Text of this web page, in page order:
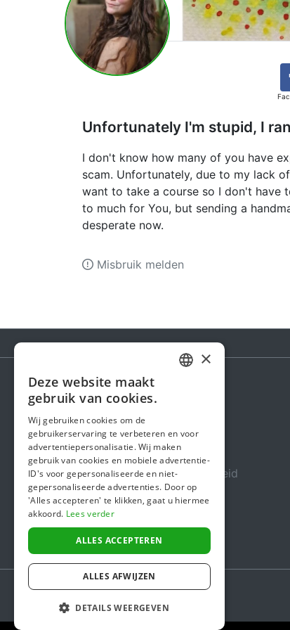
Unfortunately I'm stupid, I
I don't know how many of you have
scam. Unfortunately, due to my lack
want to take a course so I don't have
to much for You, but sending a
desperate now.
Misbruik melden
Steunactie
Over ons
In de media
Veiligheid & Betrouwbaarheid
Algemene voorwaarden
Privacybeleid
Cookiebeleid
ENGLISH
×
Deze website maakt
gebruik van cookies.
Wij gebruiken cookies om de
gebruikerservaring te verbeteren en voor
advertentiepersonalisatie. Wij maken
gebruik van cookies en mobiele advertentie-
ID's voor gepersonaliseerde en niet-
gepersonaliseerde advertenties. Door op
'Alles accepteren' te klikken, gaat u hiermee
akkoord. Lees verder
ALLES ACCEPTEREN
ALLES AFWIJZEN
DETAILS WEERGEVEN